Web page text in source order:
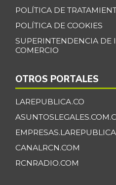
POLÍTICA DE
POLÍTICA DE COOKIES
SUPERINTENDENCIA DE
COMERCIO
OTROS PORTALES
LAREPUBLICA.CO
CANALRCN.COM
RCNRADIO.COM